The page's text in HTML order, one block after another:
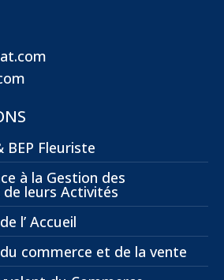
BEP Fleuriste
à la Gestion des
leurs Activités
l’ Accueil
commerce et de la vente